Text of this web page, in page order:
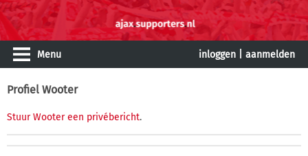
Menu inloggen aanmelden
Profiel Wooter
Stuur Wooter een privébericht.